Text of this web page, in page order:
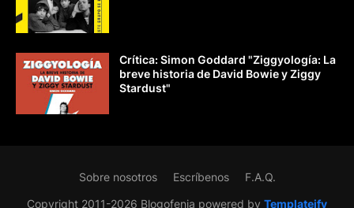
Crítica: Simon Goddard "Ziggyología: La
breve historia de David Bowie y Ziggy
Stardust"
Copyright 2011-2026 Blogofenia powered by Templateify
Sobre nosotros Escríbenos F.A.Q.